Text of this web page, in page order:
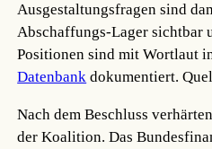
Ausgestaltungsfragen sind
Abschaffungs-Lager sichtbar
Positionen sind mit Wortlaut
Datenbank dokumentiert.
Nach dem Beschluss
der Koalition. Das